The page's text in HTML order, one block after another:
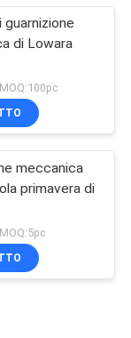
di Lowara
meccanica
primavera di